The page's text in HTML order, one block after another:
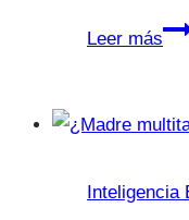
Leer más
Inteligencia